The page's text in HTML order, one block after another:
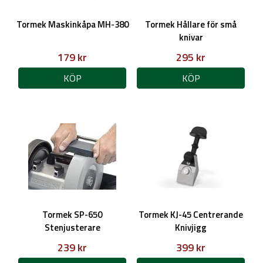
Välbalanserad – merparten av vikten är fokuserad till
klämmorna vilket ger en mer balanserad känsla i slipningen.
Fungerar med både Tormek T-4 och Tormek T-8, samt äldre
modeller.
Tormek Maskinkåpa MH-380
179 kr
KÖP
Tormek Hållare för små
knivar
295 kr
KÖP
Tormek SP-650
Stenjusterare
239 kr
Tormek KJ-45 Centrerande
Knivjigg
399 kr